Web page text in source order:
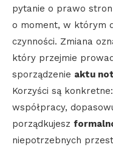
pytanie o prawo
o moment, w którym
czynności. Zmiana
który przejmie
sporządzenie aktu
Korzyści są
współpracy,
porządkujesz
niepotrzebnych